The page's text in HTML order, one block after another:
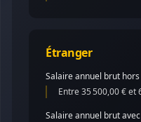
Étranger
Salaire annuel brut
Entre 35 500,00 € et
Salaire annuel brut